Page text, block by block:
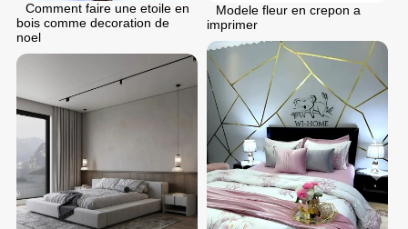
Modele fleur en crepon a
imprimer
Comment faire une etoile en
bois comme decoration de
noel